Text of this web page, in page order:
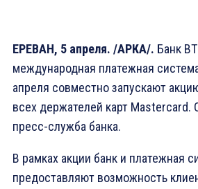
ЕРЕВАН, 5 апреля. /АРКА/. Банк
международная платежная
апреля совместно запускают
всех держателей карт
пресс-служба банка.
В рамках акции банк и платежная
предоставляют возможность